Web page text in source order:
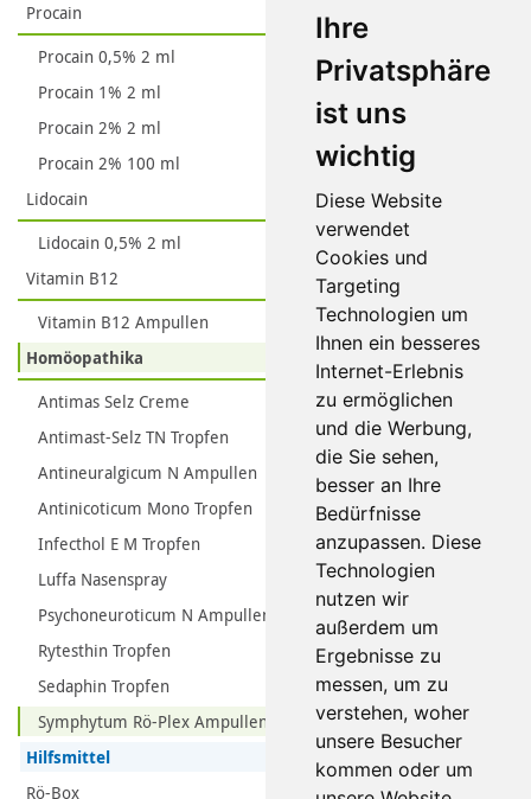
Ihre
Privatsphäre
ist uns
wichtig
Diese Website
verwendet
Cookies und
Targeting
Technologien um
Ihnen ein besseres
Internet-Erlebnis
zu ermöglichen
und die Werbung,
die Sie sehen,
besser an Ihre
Bedürfnisse
anzupassen. Diese
Technologien
nutzen wir
außerdem um
Ergebnisse zu
messen, um zu
verstehen, woher
unsere Besucher
kommen oder um
Procain
Procain 0,5% 2 ml
Procain 1% 2 ml
Procain 2% 2 ml
Procain 2% 100 ml
Lidocain
Lidocain 0,5% 2 ml
Vitamin B12
Vitamin B12 Ampullen
Homöopathika
Antimas Selz Creme
Antimast-Selz TN Tropfen
Antineuralgicum N Ampullen
Antinicoticum Mono Tropfen
Infecthol E M Tropfen
Luffa Nasenspray
Psychoneuroticum N Ampullen
Rytesthin Tropfen
Sedaphin Tropfen
Symphytum Rö-Plex Ampullen
Hilfsmittel
Rö-Box